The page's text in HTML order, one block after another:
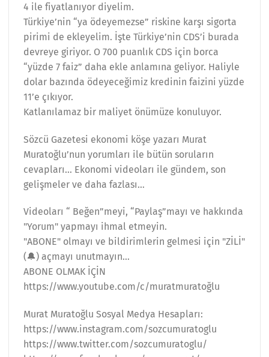
4 ile fiyatlanıyor diyelim.
Türkiye’nin “ya ödeyemezse” riskine karşı sigorta
pirimi de ekleyelim. İşte Türkiye’nin CDS’i burada
devreye giriyor. O 700 puanlık CDS için borca
“yüzde 7 faiz” daha ekle anlamına geliyor. Haliyle
dolar bazında ödeyeceğimiz kredinin faizini yüzde
11’e çıkıyor.
Katlanılamaz bir maliyet önümüze konuluyor.
Sözcü Gazetesi ekonomi köşe yazarı Murat
Muratoğlu’nun yorumları ile bütün soruların
cevapları… Ekonomi videoları ile gündem, son
gelişmeler ve daha fazlası…
Videoları “ Beğen”meyi, “Paylaş”mayı ve hakkında
"Yorum" yapmayı ihmal etmeyin.
"ABONE" olmayı ve bildirimlerin gelmesi için "ZİLİ"
(🔔) açmayı unutmayın…
ABONE OLMAK İÇİN
https://www.youtube.com/c/muratmuratoğlu
Murat Muratoğlu Sosyal Medya Hesapları:
https://www.instagram.com/sozcumuratoglu
https://www.twitter.com/sozcumuratoglu/